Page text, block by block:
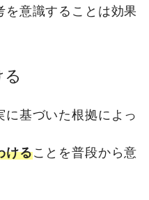
を意識することは効果
に基づいた根拠によっ
けることを普段から意